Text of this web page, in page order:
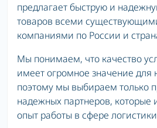
предлагает быструю и
товаров всеми
компаниями по России и
Мы понимаем, что качество
имеет огромное значение для
поэтому мы выбираем только
надежных партнеров,
опыт работы в сфере